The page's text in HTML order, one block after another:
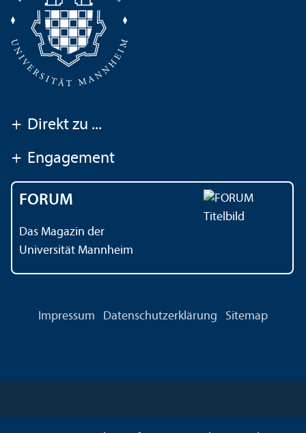
+ Direkt zu ...
+ Engagement
FORUM
Das Magazin der
Universität Mannheim
Impressum Datenschutz­erklärung Sitemap